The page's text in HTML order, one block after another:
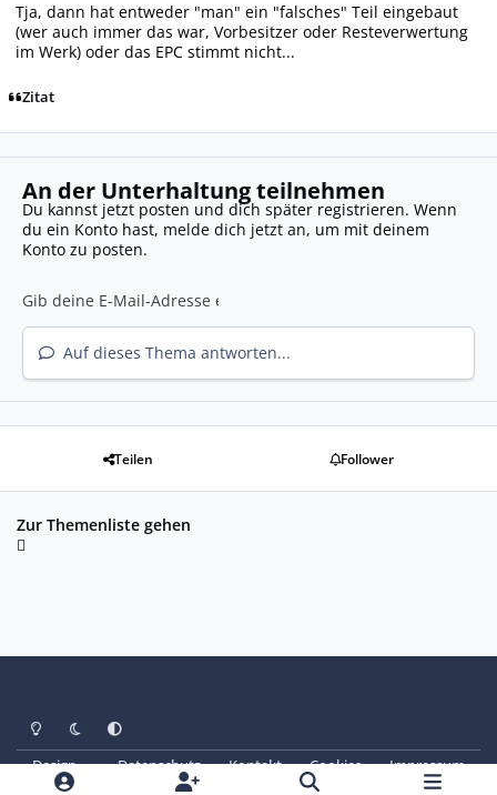
Tja, dann hat entweder "man" ein "falsches" Teil eingebaut
(wer auch immer das war, Vorbesitzer oder Resteverwertung
im Werk) oder das EPC stimmt nicht...
Zitat
An der Unterhaltung teilnehmen
Du kannst jetzt posten und dich später registrieren. Wenn
du ein Konto hast, melde dich jetzt an, um mit deinem
Konto zu posten.
Auf dieses Thema antworten...
Teilen Follower
Zur Themenliste gehen
Heller ModusDunkler Modus
Systemeinstellung
Design Datenschutz Kontakt Cookies
Impressum
© Copyright 2025 - SAABoteure e. V.
Powered by Invision Community